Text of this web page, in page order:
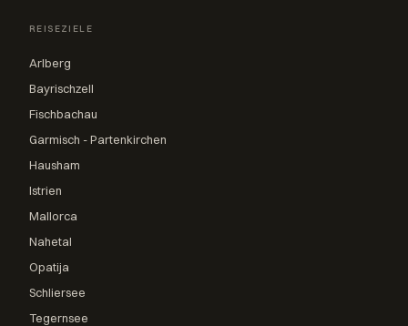
REISEZIELE
Arlberg
Bayrischzell
Fischbachau
Garmisch - Partenkirchen
Hausham
Istrien
Mallorca
Nahetal
Opatija
Schliersee
Tegernsee